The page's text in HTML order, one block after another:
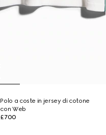
Polo a coste in jersey di cotone
con Web
£700